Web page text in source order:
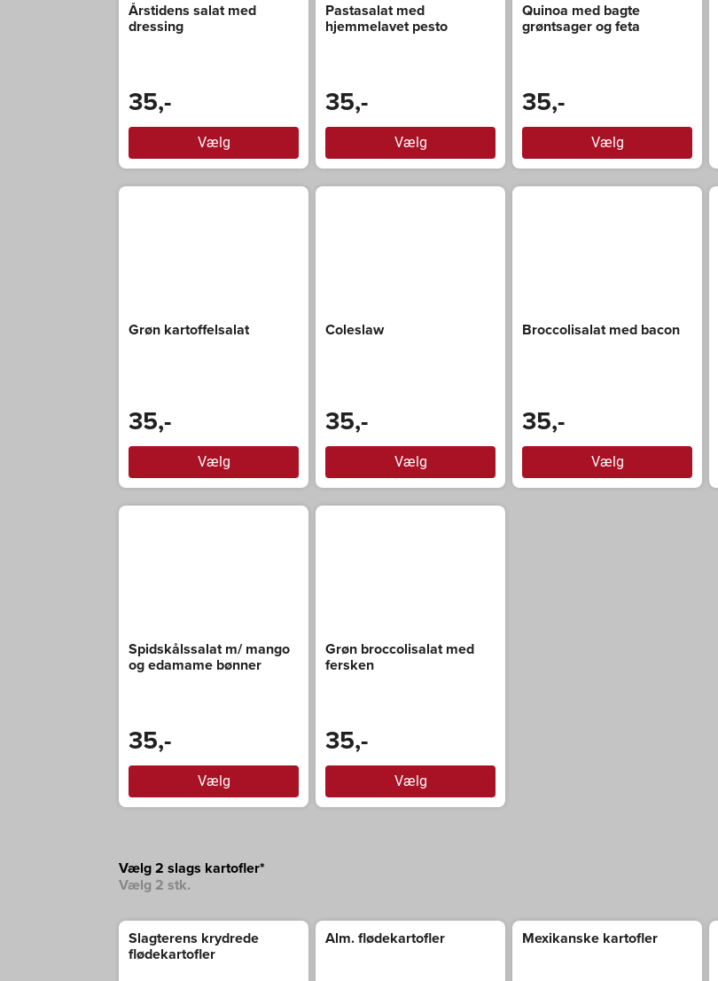
Årstidens salat med
dressing
35,-
Vælg
Pastasalat med
hjemmelavet pesto
35,-
Vælg
Quinoa med bagte
grøntsager og feta
35,-
Vælg
Grøn kartoffelsalat
35,-
Vælg
Coleslaw
35,-
Vælg
Broccolisalat med bacon
35,-
Vælg
Spidskålssalat m/ mango
og edamame bønner
35,-
Vælg
Grøn broccolisalat med
fersken
35,-
Vælg
Vælg 2 slags kartofler*
Vælg 2 stk.
Slagterens krydrede
flødekartofler
Alm. flødekartofler Mexikanske kartofler